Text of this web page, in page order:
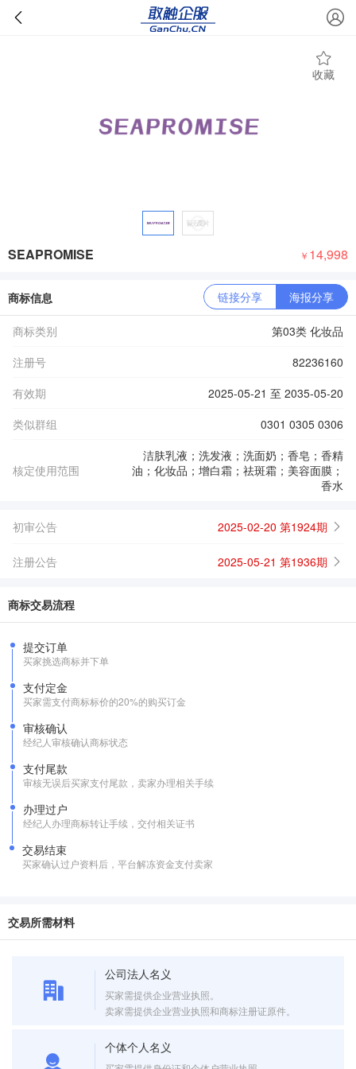
收藏
SEAPROMISE ￥ 14,998
商标信息 链接分享 海报分享
商标类别
第03类 化妆品
注册号
82236160
有效期
2025-05-21 至 2035-05-20
类似群组
0301 0305 0306
核定使用范围
洁肤乳液；洗发液；洗面奶；香皂；香精
油；化妆品；增白霜；祛斑霜；美容面膜；
香水
初审公告 2025-02-20 第1924期
注册公告 2025-05-21 第1936期
商标交易流程
提交订单
买家挑选商标并下单
支付定金
买家需支付商标标价的20%的购买订金
审核确认
经纪人审核确认商标状态
支付尾款
审核无误后买家支付尾款，卖家办理相关手续
办理过户
经纪人办理商标转让手续，交付相关证书
交易结束
买家确认过户资料后，平台解冻资金支付卖家
交易所需材料
公司法人名义
买家需提供企业营业执照。
卖家需提供企业营业执照和商标注册证原件。
个体个人名义